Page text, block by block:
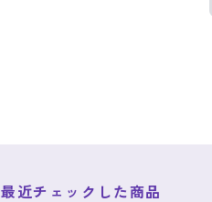
最近チェックした商品